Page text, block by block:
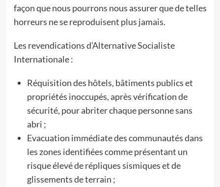
façon que nous pourrons nous assurer que de telles
horreurs ne se reproduisent plus jamais.
Les revendications d’Alternative Socialiste
Internationale :
Réquisition des hôtels, bâtiments publics et
propriétés inoccupés, après vérification de
sécurité, pour abriter chaque personne sans
abri ;
Evacuation immédiate des communautés dans
les zones identifiées comme présentant un
risque élevé de répliques sismiques et de
glissements de terrain ;